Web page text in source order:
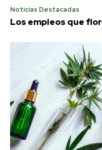
Noticias Destacadas
Los empleos que